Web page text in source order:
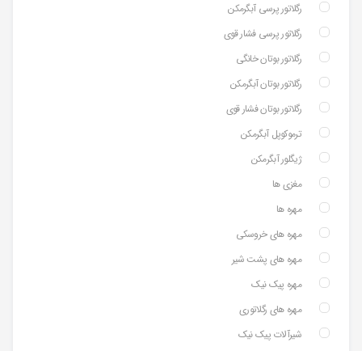
رگلاتور پرسی آبگرمکن
رگلاتور پرسی فشار قوی
رگلاتور بوتان خانگی
رگلاتور بوتان آبگرمکن
رگلاتور بوتان فشار قوی
ترموکوپل آبگرمکن
ژیگلور آبگرمکن
مغزی ها
مهره ها
مهره های خروسکی
مهره های پشت شیر
مهره پیک نیک
مهره های رگلاتوری
شیرآلات پیک نیک